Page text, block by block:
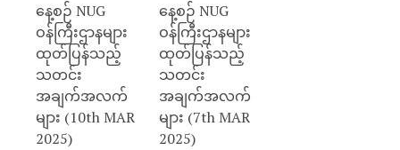
နေ့စဉ် NUG
ဝန်ကြီးဌာနများ
ထုတ်ပြန်သည့်
သတင်း
အချက်အလက်
များ (10th MAR
2025)
နေ့စဉ် NUG
ဝန်ကြီးဌာနများ
ထုတ်ပြန်သည့်
သတင်း
အချက်အလက်
များ (7th MAR
2025)